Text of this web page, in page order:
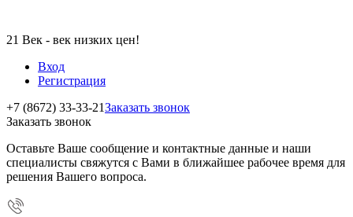
21 Век - век низких цен!
Вход
Регистрация
+7 (8672) 33-33-21Заказать звонок
Заказать звонок
Оставьте Ваше сообщение и контактные данные и наши
специалисты свяжутся с Вами в ближайшее рабочее время для
решения Вашего вопроса.